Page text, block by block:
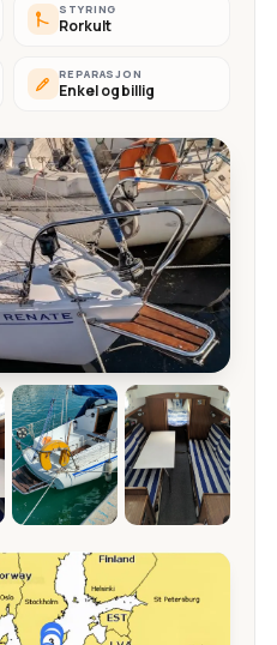
STYRING
Rorkult
REPARASJON
Enkel og billig